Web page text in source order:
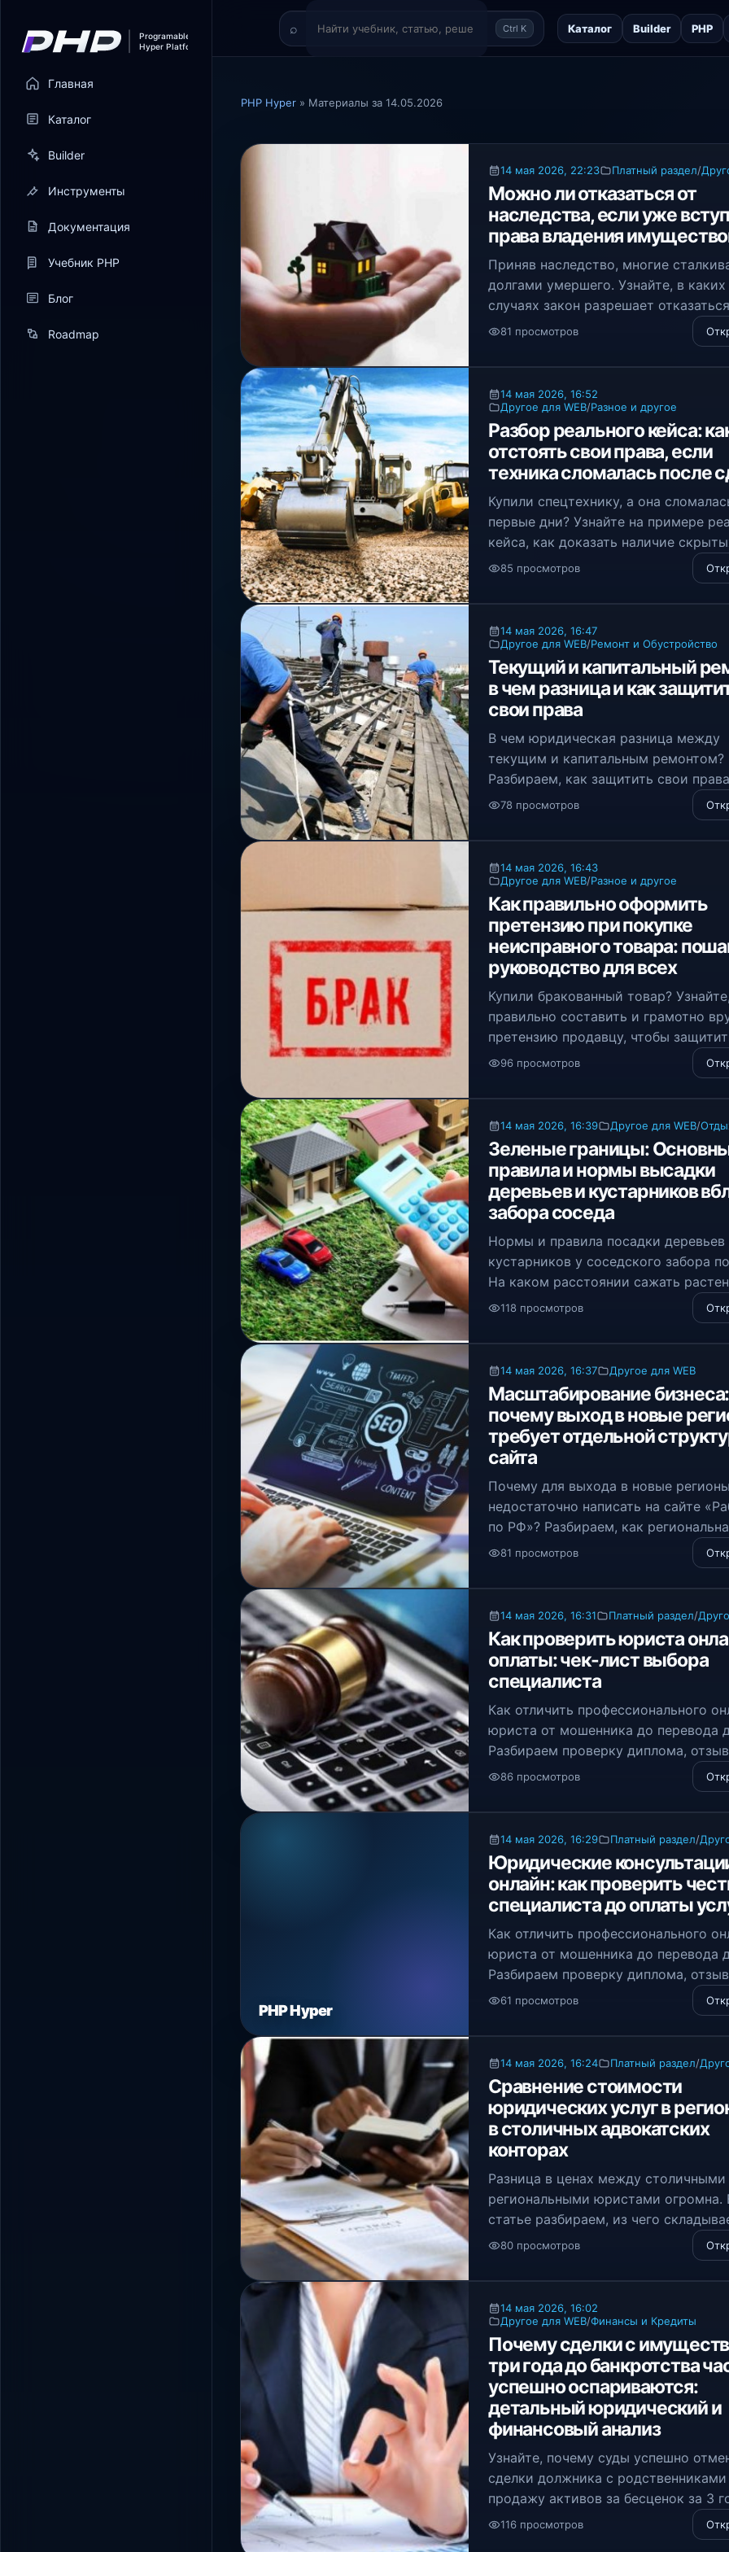
Главная
Каталог
Builder
Инструменты
Документация
Учебник PHP
Блог
Roadmap
Ctrl K Каталог Builder PHP
PHP Hyper » Материалы за 14.05.2026
14 мая 2026, 22:23 Платный раздел/
Можно ли отказаться от
наследства, если уже
права владения
Приняв наследство, многие
долгами умершего. Узнайте, в каких
случаях закон разрешает
имущества после вступления в
владения, и почему важно
месяцев.
81 просмотров
14 мая 2026, 16:52
Другое для WEB/Разное и другое
Разбор реального кейса:
отстоять свои права, если
техника сломалась после
Купили спецтехнику, а она
первые дни? Узнайте на примере
кейса, как доказать наличие
дефектов, правильно составить
и вернуть свои деньги через суд.
85 просмотров
14 мая 2026, 16:47
Другое для WEB/Ремонт и Обустройство
Текущий и капитальный
в чем разница и как
свои права
В чем юридическая разница между
текущим и капитальным ремонтом?
Разбираем, как защитить свои
правильно оформить договор и
деньги при некачественных работах
подрядчика.
78 просмотров
14 мая 2026, 16:43
Другое для WEB/Разное и другое
Как правильно оформить
претензию при покупке
неисправного товара:
руководство для всех
Купили бракованный товар?
правильно составить и грамотно
претензию продавцу, чтобы
потребительские права и быстро
деньги по закону в досудебном
96 просмотров
14 мая 2026, 16:39 Другое для WEB/
Зеленые границы:
правила и нормы высадки
деревьев и кустарников
забора соседа
Нормы и правила посадки деревьев
кустарников у соседского забора
На каком расстоянии сажать
чтобы избежать судов и долгих
118 просмотров
14 мая 2026, 16:37 Другое для WEB
Масштабирование бизнеса:
почему выход в новые
требует отдельной
сайта
Почему для выхода в новые регионы
недостаточно написать на сайте
по РФ»? Разбираем, как
структура влияет на SEO, доверие
81 просмотров
14 мая 2026, 16:31 Платный раздел/
Как проверить юриста
оплаты: чек-лист выбора
специалиста
Как отличить профессионального
юриста от мошенника до перевода
Разбираем проверку диплома,
договоры и ловушки «бесплатных»
консультаций. Защитите свои права
финансы!
86 просмотров
PHP Hyper
14 мая 2026, 16:29 Платный раздел/
Юридические
онлайн: как проверить
специалиста до оплаты
Как отличить профессионального
юриста от мошенника до перевода
Разбираем проверку диплома,
договоры и ловушки «бесплатных»
консультаций. Защитите свои права
финансы!
61 просмотров
14 мая 2026, 16:24 Платный раздел/
Сравнение стоимости
юридических услуг в
в столичных адвокатских
конторах
Разница в ценах между столичными
региональными юристами огромна.
статье разбираем, из чего
стоимость услуг, за что мы
и как выбрать адвоката под свою
80 просмотров
14 мая 2026, 16:02
Другое для WEB/Финансы и Кредиты
Почему сделки с
три года до банкротства
успешно оспариваются:
детальный юридический и
финансовый анализ
Узнайте, почему суды успешно
сделки должника с
продажу активов за бесценок за 3
банкротства. Разбор законов,
практики и методов поиска
116 просмотров